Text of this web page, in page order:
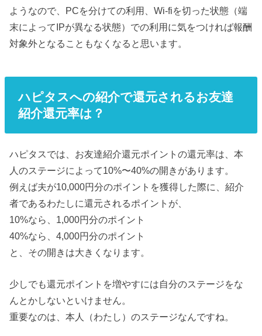
ようなので、PCを分けての利用、Wi-fiを切った状態（端
末によってIPが異なる状態）での利用に気をつければ報酬
対象外となることもなくなると思います。
ハピタスへの紹介で還元されるお友達
紹介還元率は？
ハピタスでは、お友達紹介還元ポイントの還元率は、本
人のステージによって10%〜40%の開きがあります。
例えば夫が10,000円分のポイントを獲得した際に、紹介
者であるわたしに還元されるポイントが、
10%なら、1,000円分のポイント
40%なら、4,000円分のポイント
と、その開きは大きくなります。
少しでも還元ポイントを増やすには自分のステージをな
んとかしないといけません。
重要なのは、本人（わたし）のステージなんですね。